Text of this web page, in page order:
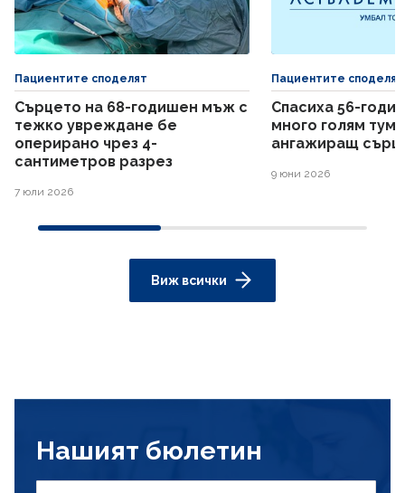
Пациентите споделят
Сърцето на 68-годишен мъж с
тежко увреждане бе
оперирано чрез 4-
сантиметров разрез
7 юли 2026
Пациентите споделят
Спасиха 56-
много голям
ангажиращ
9 юни 2026
Виж всички
Нашият бюлетин